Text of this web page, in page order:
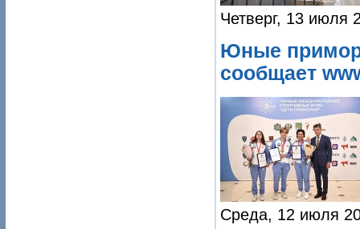
Четверг, 13 июля
Юные
сообщает
Среда, 12 июля